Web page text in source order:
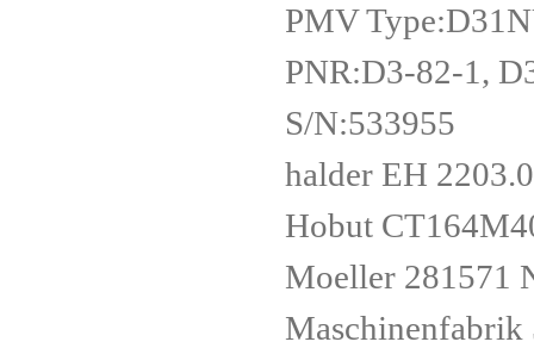
PMV
PNR:D3-82-1,
S/N:533955
halder EH
Hobut
Moeller 281571
Maschinenfabrik